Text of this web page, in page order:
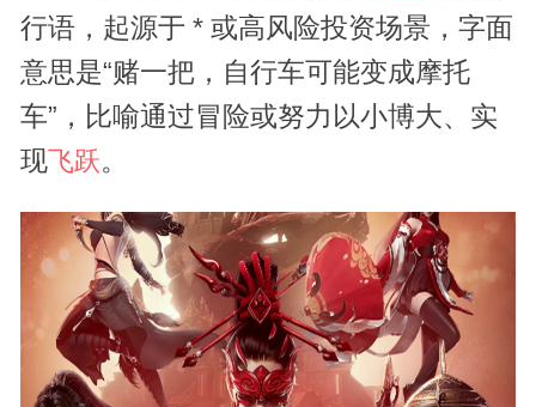
行语，起源于 * 或高风险投资场景，字面
意思是“赌一把，自行车可能变成摩托
车”，比喻通过冒险或努力以小博大、实
现飞跃。